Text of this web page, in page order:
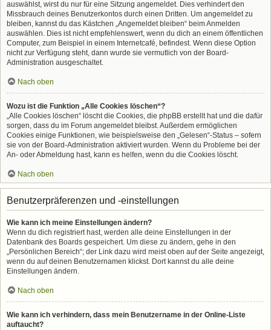
auswählst, wirst du nur für eine Sitzung angemeldet. Dies verhindert den
Missbrauch deines Benutzerkontos durch einen Dritten. Um angemeldet zu
bleiben, kannst du das Kästchen „Angemeldet bleiben“ beim Anmelden
auswählen. Dies ist nicht empfehlenswert, wenn du dich an einem öffentlichen
Computer, zum Beispiel in einem Internetcafé, befindest. Wenn diese Option
nicht zur Verfügung steht, dann wurde sie vermutlich von der Board-
Administration ausgeschaltet.
Nach oben
Wozu ist die Funktion „Alle Cookies löschen“?
„Alle Cookies löschen“ löscht die Cookies, die phpBB erstellt hat und die dafür
sorgen, dass du im Forum angemeldet bleibst. Außerdem ermöglichen
Cookies einige Funktionen, wie beispielsweise den „Gelesen“-Status – sofern
sie von der Board-Administration aktiviert wurden. Wenn du Probleme bei der
An- oder Abmeldung hast, kann es helfen, wenn du die Cookies löscht.
Nach oben
Benutzerpräferenzen und -einstellungen
Wie kann ich meine Einstellungen ändern?
Wenn du dich registriert hast, werden alle deine Einstellungen in der
Datenbank des Boards gespeichert. Um diese zu ändern, gehe in den
„Persönlichen Bereich“; der Link dazu wird meist oben auf der Seite angezeigt,
wenn du auf deinen Benutzernamen klickst. Dort kannst du alle deine
Einstellungen ändern.
Nach oben
Wie kann ich verhindern, dass mein Benutzername in der Online-Liste
auftaucht?